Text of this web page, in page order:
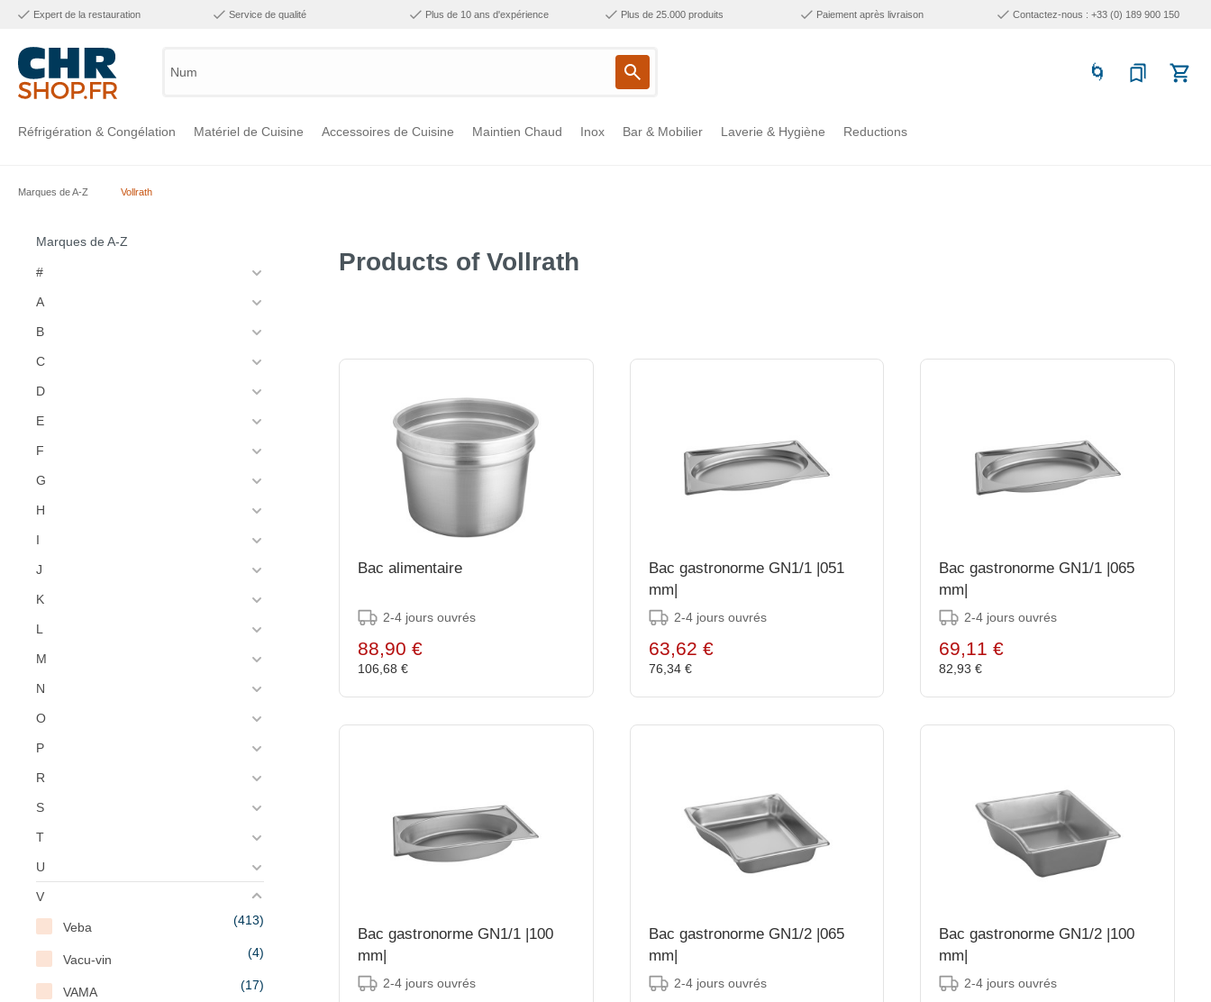
Expert de la restauration Service de qualité Plus de 10 ans d'expérience Plus de 25.000 produits Paiement après livraison Contactez-nous : +33 (0) 189 900 150
Numéro
Réfrigération & Congélation Matériel de Cuisine Accessoires de Cuisine Maintien Chaud Inox Bar & Mobilier Laverie & Hygiène Reductions
Marques de A-Z Vollrath
Marques de A-Z
#
A
B
C
D
E
F
G
H
I
J
K
L
M
N
O
P
R
S
T
U
V
(413)
Veba
(4)
Vacu-vin
(17)
VAMA
Products of Vollrath
Bac alimentaire
2-4 jours ouvrés
88,90 €
106,68 €
Bac gastronorme GN1/1 |051
mm|
2-4 jours ouvrés
63,62 €
76,34 €
Bac gastronorme GN1/1 |065
mm|
2-4 jours ouvrés
69,11 €
82,93 €
Bac gastronorme GN1/1 |100
mm|
2-4 jours ouvrés
Bac gastronorme GN1/2 |065
mm|
2-4 jours ouvrés
Bac gastronorme GN1/2 |100
mm|
2-4 jours ouvrés